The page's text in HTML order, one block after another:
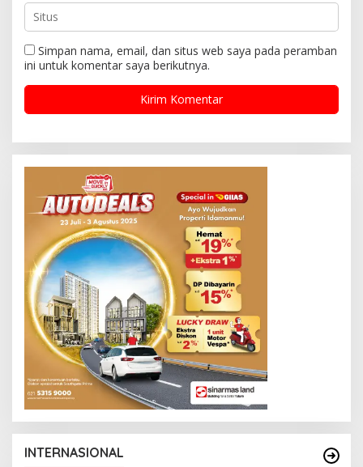
Simpan nama, email, dan situs web saya pada peramban
ini untuk komentar saya berikutnya.
INTERNASIONAL